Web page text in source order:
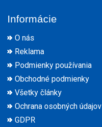
Informácie
O nás
Reklama
Podmienky používania
Obchodné podmienky
Všetky články
Ochrana osobných údajov
GDPR